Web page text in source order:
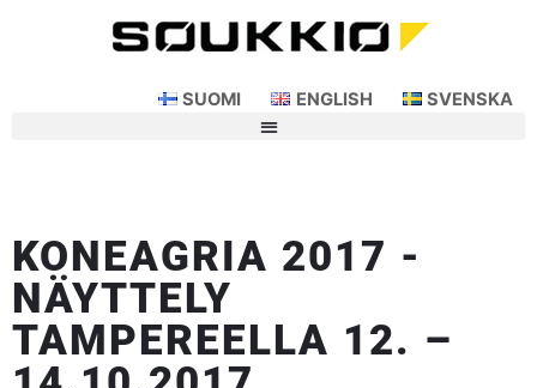
SUOMI ENGLISH SVENSKA
KONEAGRIA 2017 -
NÄYTTELY
TAMPEREELLA 12. –